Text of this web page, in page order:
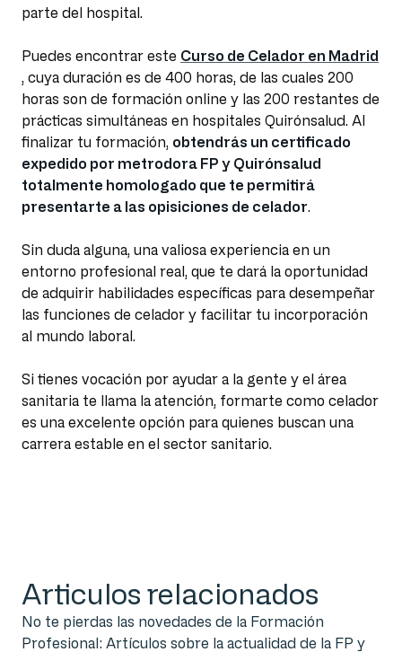
parte del hospital.
Puedes encontrar este Curso de Celador en Madrid
, cuya duración es de 400 horas, de las cuales 200
horas son de formación online y las 200 restantes de
prácticas simultáneas en hospitales Quirónsalud. Al
finalizar tu formación, obtendrás un certificado
expedido por metrodora FP y Quirónsalud
totalmente homologado que te permitirá
presentarte a las opisiciones de celador.
Sin duda alguna, una valiosa experiencia en un
entorno profesional real, que te dará la oportunidad
de adquirir habilidades específicas para desempeñar
las funciones de celador y facilitar tu incorporación
al mundo laboral.
Si tienes vocación por ayudar a la gente y el área
sanitaria te llama la atención, formarte como celador
es una excelente opción para quienes buscan una
carrera estable en el sector sanitario.
Articulos relacionados
No te pierdas las novedades de la Formación
Profesional: Artículos sobre la actualidad de la FP y